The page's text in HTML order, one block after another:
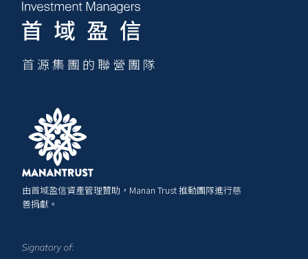
首源集團的聯營團隊
由首域盈信資產管理贊助，Manan Trust 推動團隊進行慈
善捐獻。